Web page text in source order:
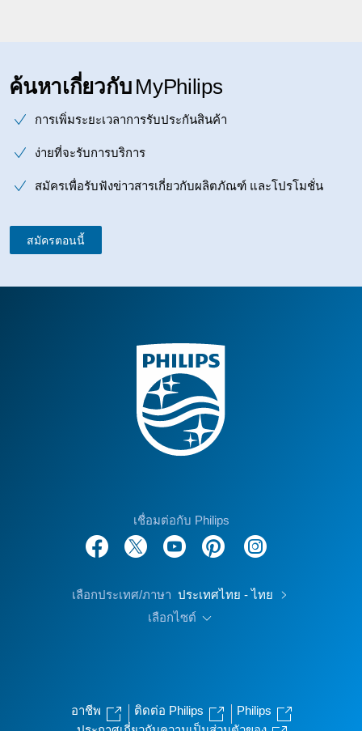
ค้นหาเกี่ยวกับ MyPhilips
การเพิ่มระยะเวลาการรับประกันสินค้า
ง่ายที่จะรับการบริการ
สมัครเพื่อรับฟังข่าวสารเกี่ยวกับผลิตภัณฑ์ และโปรโมชั่น
สมัครตอนนี้
เชื่อมต่อกับ Philips
เลือกประเทศ/ภาษา ประเทศไทย - ไทย
เลือกไซต์
อาชีพ ติดต่อ Philips
Philips